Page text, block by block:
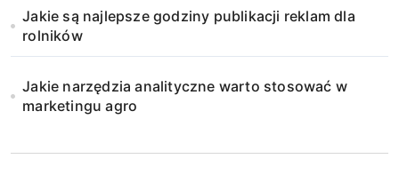
Jakie są najlepsze godziny publikacji reklam dla
rolników
Jakie narzędzia analityczne warto stosować w
marketingu agro